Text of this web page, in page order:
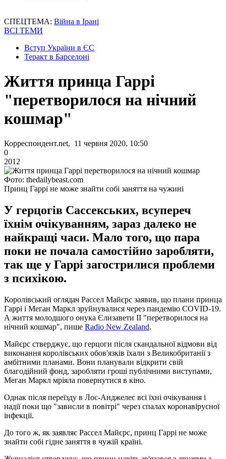
СПЕЦТЕМА: Війна в Ірані
ВСІ ТЕМИ
Вступ України в ЄС
Теракт в Барселоні
Життя принца Гаррі
"перетворилося на нічний
кошмар"
Корреспондент.net, 11 червня 2020, 10:50
0
2012
Фото: thedailybeast.com
Принц Гаррі не може знайти собі заняття на чужині
У герцогів Сассекських, всупереч
їхнім очікуванням, зараз далеко не
найкращі часи. Мало того, що пара
поки не почала самостійно заробляти,
так ще у Гаррі загострилися проблеми
з психікою.
Королівський оглядач Рассел Майєрс заявив, що плани принца
Гаррі і Меган Маркл зруйнувалися через пандемію COVID-19.
А життя молодшого онука Єлизавети II "перетворилося на
нічний кошмар", пише Radio New Zealand.
Майєрс стверджує, що герцоги після скандальної відмови від
виконання королівських обов'язків їхали з Великобританії з
амбітними планами. Вони планували відкрити свій
благодійний фонд, заробляти гроші публічними виступами,
Меган Маркл мріяла повернутися в кіно.
Однак після переїзду в Лос-Анджелес всі їхні очікування і
надії поки що "зависли в повітрі" через спалах коронавірусної
інфекції.
До того ж, як заявляє Рассел Майєрс, принц Гаррі не може
знайти собі гідне заняття в чужій країні.